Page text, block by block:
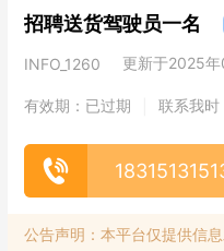
招聘送货驾驶员一名
INFO_1260 更新于2025
有效期：已过期 联系我时
公告声明：本平台仅提供信